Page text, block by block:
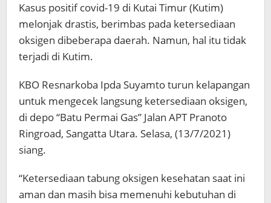
Kasus positif covid-19 di Kutai Timur (Kutim)
melonjak drastis, berimbas pada ketersediaan
oksigen dibeberapa daerah. Namun, hal itu tidak
terjadi di Kutim.
KBO Resnarkoba Ipda Suyamto turun kelapangan
untuk mengecek langsung ketersediaan oksigen,
di depo “Batu Permai Gas” Jalan APT Pranoto
Ringroad, Sangatta Utara. Selasa, (13/7/2021)
siang.
“Ketersediaan tabung oksigen kesehatan saat ini
aman dan masih bisa memenuhi kebutuhan di